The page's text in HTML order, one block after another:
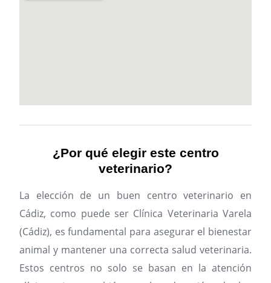
¿Por qué elegir este centro
veterinario?
La elección de un buen centro veterinario en
Cádiz, como puede ser Clínica Veterinaria Varela
(Cádiz), es fundamental para asegurar el bienestar
animal y mantener una correcta salud veterinaria.
Estos centros no solo se basan en la atención